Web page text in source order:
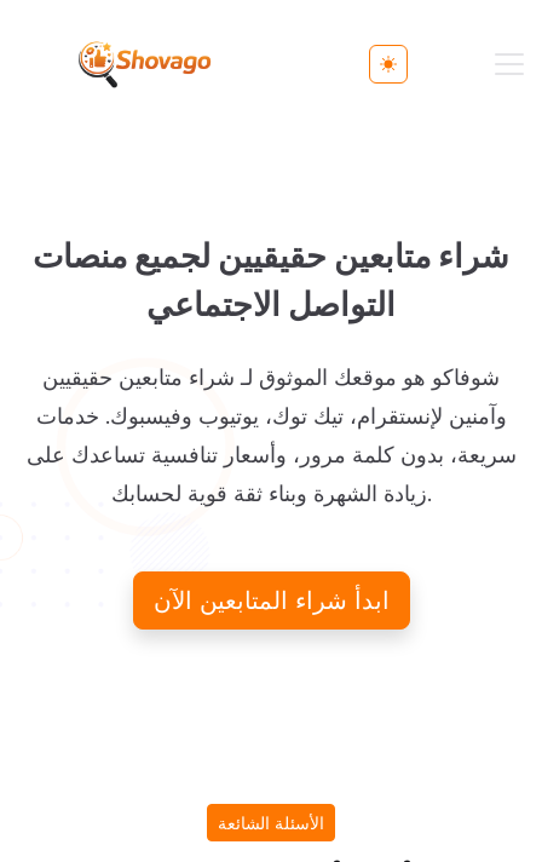
Toggle theme
شراء متابعين حقيقيين لجميع منصات
التواصل الاجتماعي
شوفاكو هو موقعك الموثوق لـ شراء متابعين حقيقيين
وآمنين لإنستقرام، تيك توك، يوتيوب وفيسبوك. خدمات
سريعة، بدون كلمة مرور، وأسعار تنافسية تساعدك على
زيادة الشهرة وبناء ثقة قوية لحسابك.
ابدأ شراء المتابعين الآن
الأسئلة الشائعة